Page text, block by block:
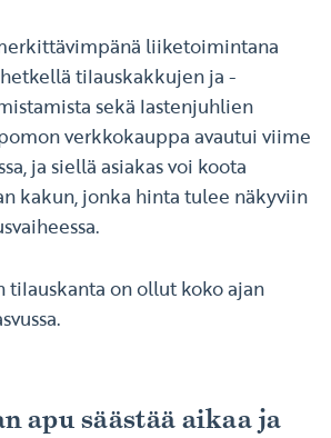
liiketoimintana
tilauskakkujen ja -
sekä lastenjuhlien
verkkokauppa avautui viime
ja siellä asiakas voi koota
kakun, jonka hinta tulee näkyviin
tilauskanta on ollut koko ajan
apu säästää aikaa ja